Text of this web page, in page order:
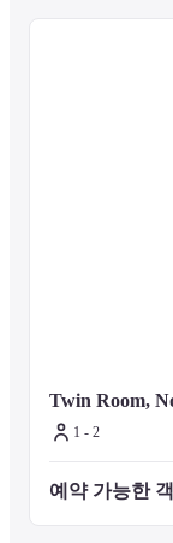
Twin Room,
1 - 2
예약 가능한